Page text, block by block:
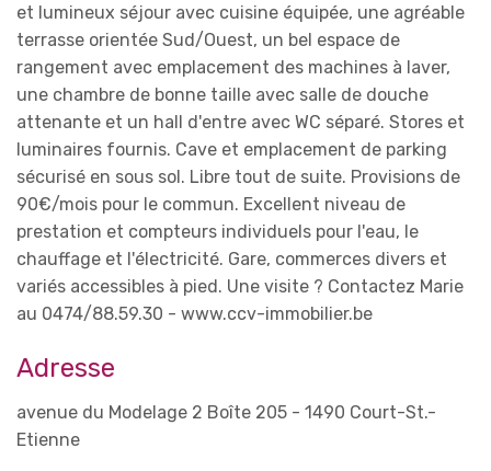
et lumineux séjour avec cuisine équipée, une agréable
terrasse orientée Sud/Ouest, un bel espace de
rangement avec emplacement des machines à laver,
une chambre de bonne taille avec salle de douche
attenante et un hall d'entre avec WC séparé. Stores et
luminaires fournis. Cave et emplacement de parking
sécurisé en sous sol. Libre tout de suite. Provisions de
90€/mois pour le commun. Excellent niveau de
prestation et compteurs individuels pour l'eau, le
chauffage et l'électricité. Gare, commerces divers et
variés accessibles à pied. Une visite ? Contactez Marie
au 0474/88.59.30 - www.ccv-immobilier.be
Adresse
avenue du Modelage 2 Boîte 205 - 1490 Court-St.-
Etienne